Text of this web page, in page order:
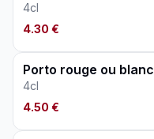
4cl
4.30 €
Porto rouge ou blanc
4cl
4.50 €